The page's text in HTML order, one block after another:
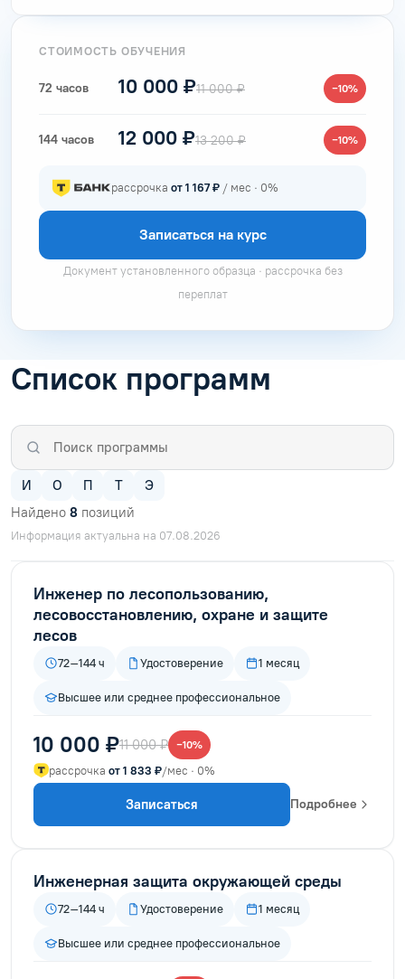
СТОИМОСТЬ ОБУЧЕНИЯ
72 часов 10 000 ₽11 000 ₽ −10%
144 часов 12 000 ₽13 200 ₽ −10%
рассрочка от 1 167 ₽ / мес · 0%
Записаться на курс
Документ установленного образца · рассрочка без
переплат
Список программ
И О П Т
Э
Найдено 8 позиций
Информация актуальна на 07.08.2026
Инженер по лесопользованию,
лесовосстановлению, охране и защите
лесов
72–144 ч Удостоверение 1 месяц
Высшее или среднее профессиональное
10 000 ₽11 000 ₽ −10%
рассрочка от 1 833 ₽/мес · 0%
Записаться Подробнее
Инженерная защита окружающей среды
72–144 ч Удостоверение 1 месяц
Высшее или среднее профессиональное